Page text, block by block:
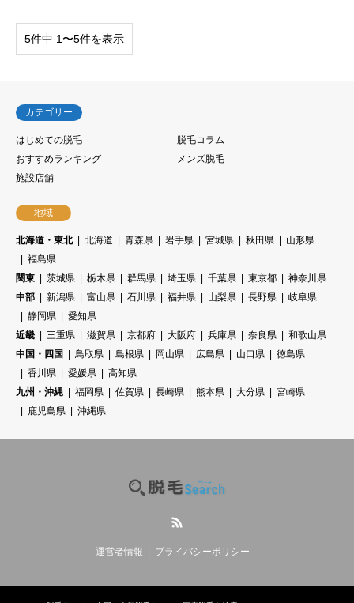
5件中 1〜5件を表示
カテゴリー
はじめての脱毛
脱毛コラム
おすすめランキング
メンズ脱毛
施設店舗
地域
北海道・東北 北海道 青森県 岩手県 宮城県 秋田県
山形県
福島県
関東
茨城県 栃木県 群馬県 埼玉県 千葉県 東京都
神奈川県
中部
新潟県 富山県 石川県 福井県 山梨県 長野県
岐阜県
静岡県
愛知県
近畿
三重県 滋賀県 京都府 大阪府 兵庫県 奈良県
和歌山県
中国・四国
鳥取県 島根県 岡山県 広島県 山口県
徳島県
香川県
愛媛県
高知県
九州・沖縄
福岡県 佐賀県 長崎県 熊本県 大分県
宮崎県
鹿児島県
沖縄県
運営者情報 プライバシーポリシー